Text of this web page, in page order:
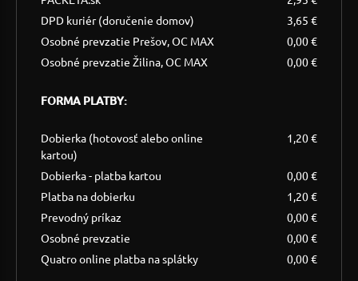
DPD kuriér (doručenie domov)
3,65 €
Osobné prevzatie Prešov, OC MAX
0,00 €
Osobné prevzatie Žilina, OC MAX
0,00 €
FORMA PLATBY:
Dobierka (hotovosť alebo online
kartou)
1,20 €
Dobierka - platba kartou
0,00 €
Platba na dobierku
1,20 €
Prevodný príkaz
0,00 €
Osobné prevzatie
0,00 €
Quatro online platba na splátky
0,00 €